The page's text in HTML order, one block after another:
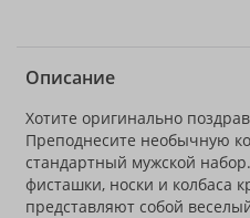
Описание
Хотите оригинально
Преподнесите необычную
стандартный мужской
фисташки, носки и колбаса
представляют собой